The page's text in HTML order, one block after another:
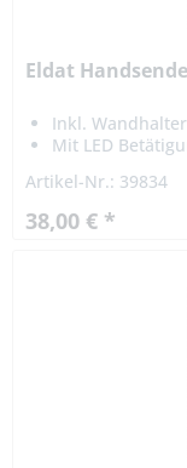
Eldat
Inkl.
Mit LED
Artikel-Nr.: 39834
38,00 € *